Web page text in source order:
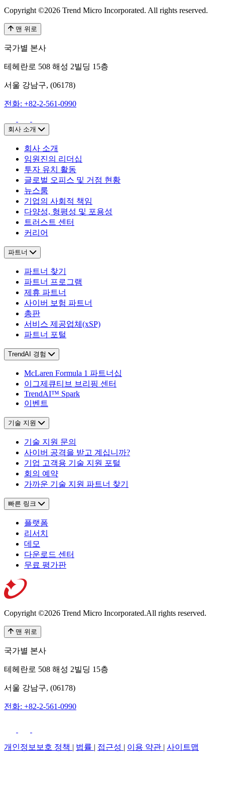
Copyright ©2026 Trend Micro Incorporated. All rights reserved.
맨 위로
국가별 본사
테헤란로 508 해성 2빌딩 15층
서울 강남구, (06178)
전화: +82-2-561-0990
회사 소개
회사 소개
임원진의 리더십
투자 유치 활동
글로벌 오피스 및 거점 현황
뉴스룸
기업의 사회적 책임
다양성, 형평성 및 포용성
트러스트 센터
커리어
파트너
파트너 찾기
파트너 프로그램
제휴 파트너
사이버 보험 파트너
총판
서비스 제공업체(xSP)
파트너 포털
TrendAI 경험
McLaren Formula 1 파트너십
이그제큐티브 브리핑 센터
TrendAI™ Spark
이벤트
기술 지원
기술 지원 문의
사이버 공격을 받고 계십니까?
기업 고객용 기술 지원 포털
회의 예약
가까운 기술 지원 파트너 찾기
빠른 링크
플랫폼
리서치
데모
다운로드 센터
무료 평가판
Copyright ©2026 Trend Micro Incorporated.All rights reserved.
맨 위로
국가별 본사
테헤란로 508 해성 2빌딩 15층
서울 강남구, (06178)
전화: +82-2-561-0990
개인정보보호 정책 | 법률 | 접근성 | 이용 약관 | 사이트맵